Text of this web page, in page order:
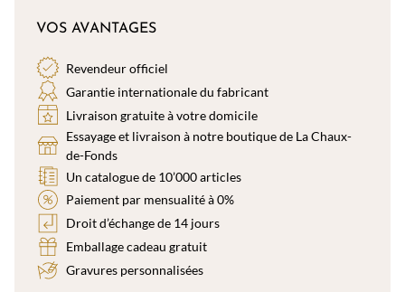
VOS AVANTAGES
Revendeur officiel
Garantie internationale du fabricant
Livraison gratuite à votre domicile
Essayage et livraison à notre boutique de La Chaux-
de-Fonds
Un catalogue de 10’000 articles
Paiement par mensualité à 0%
Droit d’échange de 14 jours
Emballage cadeau gratuit
Gravures personnalisées